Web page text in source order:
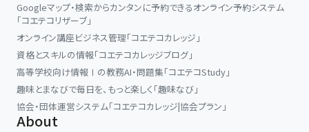
Googleマップ・検索からカンタンに予約できるオンライン予約システム
「コエテコリザーブ」
オンライン講座ビジネス管理「コエテコカレッジ」
資格とスキルの情報「コエテコカレッジブログ」
高等学校向け情報Ⅰの教務AI・問題集「コエテコStudy」
趣味とまなびで毎日を、もっと楽しく「趣味なび」
協会・団体運営システム「コエテコカレッジ|協会プラン」
About